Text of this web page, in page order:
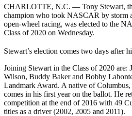
CHARLOTTE, N.C. — Tony Stewart,
champion who took NASCAR by storm
open-wheel racing, was elected to the
Class of 2020 on Wednesday.
Stewart’s election comes two days after
Joining Stewart in the Class of 2020 are:
Wilson, Buddy Baker and Bobby
Landmark Award. A native of Columbus,
comes in his first year on the ballot. He
competition at the end of 2016 with 49
titles as a driver (2002, 2005 and 2011).